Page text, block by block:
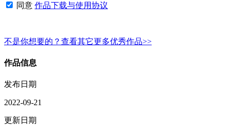
同意 作品下载与使用协议
不是你想要的？查看其它更多优秀作品>>
作品信息
发布日期
2022-09-21
更新日期